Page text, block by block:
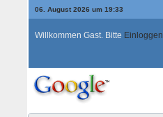
06. August 2026 um 19:33
Willkommen Gast. Bitte Einloggen